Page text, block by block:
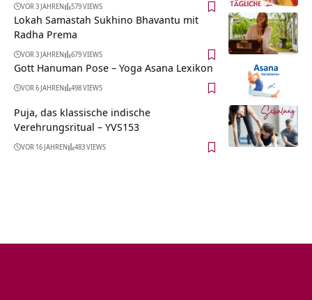
VOR 3 JAHREN 579 VIEWS
Lokah Samastah Sukhino Bhavantu mit
Radha Prema
VOR 3 JAHREN 679 VIEWS
Gott Hanuman Pose – Yoga Asana Lexikon
VOR 6 JAHREN 498 VIEWS
Puja, das klassische indische
Verehrungsritual – YVS153
VOR 16 JAHREN 483 VIEWS